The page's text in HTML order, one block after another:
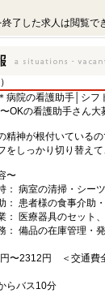
了した求人は閲覧で
病院の看護助手│シ
OKの看護助手さん
精神が根付いている
をしっかり切り替えて
〜
： 病室の清掃・シー
： 患者様の食事介助
： 医療器具のセット
： 備品の在庫管理・
〜2312円 ＜交通費
らバス10分